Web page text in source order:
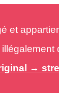
et
→